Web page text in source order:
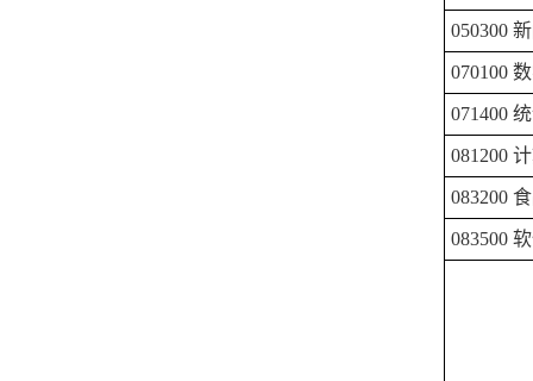
050300
070100
071400
081200
083200
083500